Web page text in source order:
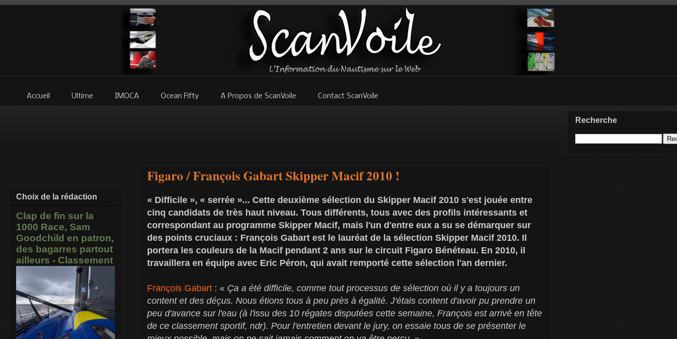
Accueil Ultime IMOCA Ocean Fifty A Propos de ScanVoile Contact ScanVoile
Figaro / François Gabart Skipper Macif 2010 !
« Difficile », « serrée »... Cette deuxième sélection du Skipper Macif 2010 s'est jouée entre
cinq candidats de très haut niveau. Tous différents, tous avec des profils intéressants et
correspondant au programme Skipper Macif, mais l'un d'entre eux a su se démarquer sur
des points cruciaux : François Gabart est le lauréat de la sélection Skipper Macif 2010. Il
portera les couleurs de la Macif pendant 2 ans sur le circuit Figaro Bénéteau. En 2010, il
travaillera en équipe avec Eric Péron, qui avait remporté cette sélection l'an dernier.
François Gabart : « Ça a été difficile, comme tout processus de sélection où il y a toujours un
content et des déçus. Nous étions tous à peu près à égalité. J'étais content d'avoir pu prendre un
peu d'avance sur l'eau (à l'issu des 10 régates disputées cette semaine, François est arrivé en tête
de ce classement sportif, ndr). Pour l'entretien devant le jury, on essaie tous de se présenter le
Choix de la rédaction
Clap de fin sur la
1000 Race, Sam
Goodchild en patron,
des bagarres partout
ailleurs - Classement
Recherche